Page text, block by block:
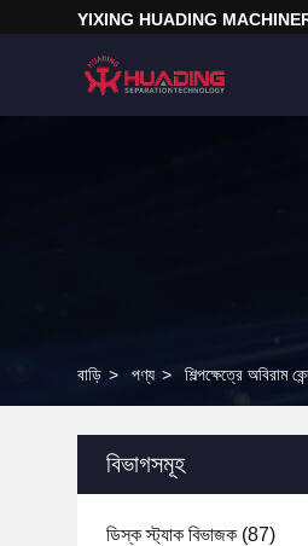
YIXING HUADING
বাড়ি > পণ্য > শিল্পক্ষেত্রে অবিরাম
বিভাগসমূহ
ডিস্ক স্ট্যাক বিভাজক (87)